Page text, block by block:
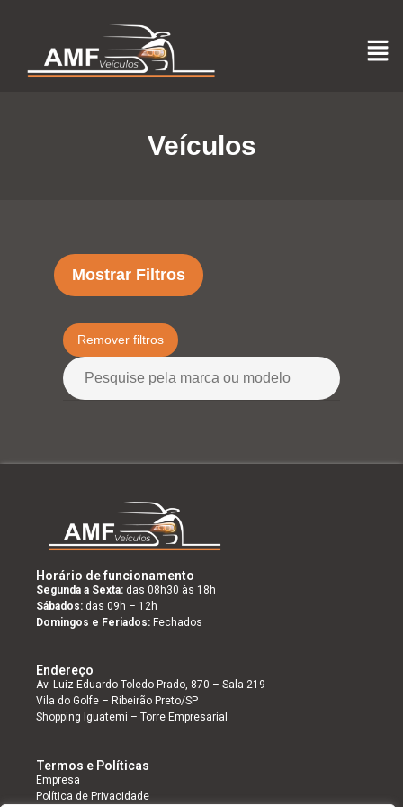
Veículos
Mostrar Filtros
Remover filtros
Horário de funcionamento
Segunda a Sexta: das 08h30 às 18h
Sábados: das 09h – 12h
Domingos e Feriados: Fechados
Endereço
Av. Luiz Eduardo Toledo Prado, 870 – Sala 219
Vila do Golfe – Ribeirão Preto/SP
Shopping Iguatemi – Torre Empresarial
Termos e Políticas
Empresa
Política de Privacidade